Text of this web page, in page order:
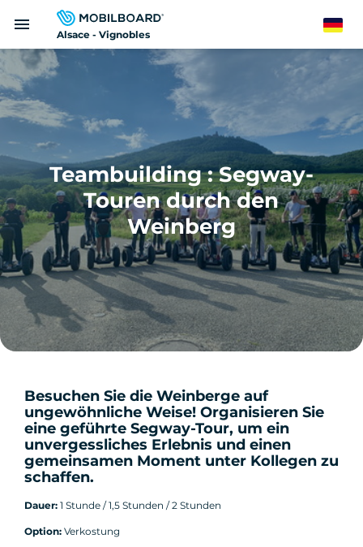
zum
Alsace - Vignobles
menu German
Teambuilding : Segway-
Touren durch den
Weinberg
Besuchen Sie die Weinberge auf
ungewöhnliche Weise! Organisieren Sie
eine geführte Segway-Tour, um ein
unvergessliches Erlebnis und einen
gemeinsamen Moment unter Kollegen zu
schaffen.
Dauer: 1 Stunde / 1,5 Stunden / 2 Stunden
Option: Verkostung